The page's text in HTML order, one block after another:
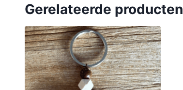
Gerelateerde producten